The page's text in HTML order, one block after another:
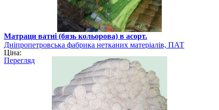
Матраци ватні (бязь кольорова) в асорт.
Дніпропетровська фабрика нетканих матеріалів, ПАТ
Ціна:
Перегляд